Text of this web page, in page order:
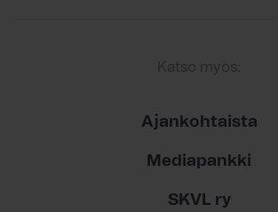
Katso myös:
Ajankohtaista
Mediapankki
SKVL ry